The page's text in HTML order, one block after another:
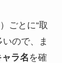
ごとに“取
ので、ま
ラ名 を確